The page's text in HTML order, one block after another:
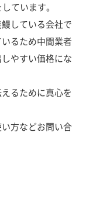
ています。
している会社で
るため中間業者
やすい価格にな
るために真心を
方などお問い合